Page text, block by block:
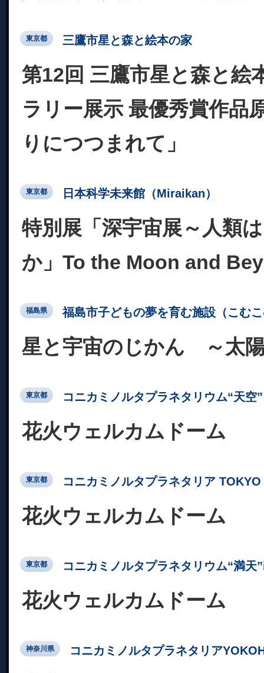
東京都 三鷹市星と森と絵本の家
第12回 三鷹市星と森と絵
ラリー展示 最優秀賞作品
りにつつまれて」
東京都 日本科学未来館（Miraikan）
特別展「深宇宙展～人類
か」To the Moon and
福島県 福島市子どもの夢を育む施設（こむ
星と宇宙のじかん ～太
東京都 コニカミノルタプラネタリウム“天
花火ウェルカムドーム
東京都 コニカミノルタプラネタリア TOKYO
花火ウェルカムドーム
東京都 コニカミノルタプラネタリウム“満
花火ウェルカムドーム
神奈川県 コニカミノルタプラネタリア